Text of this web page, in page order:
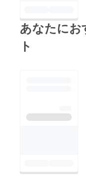
あなたにお
ト